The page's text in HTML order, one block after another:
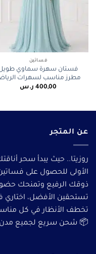
فساتين
فستان سهرة سماوي
مطرز مناسب لسهرات
400,00 ر.س
عن المتجر
روزيتا.. حيث يبدأ سحر
الأولى للحصول على
ذوقك الرفيع وتمنحك
تستحقين الأفضل، اختاري
تخطف الأنظار في كل
📦 شحن سريع لجميع مدن